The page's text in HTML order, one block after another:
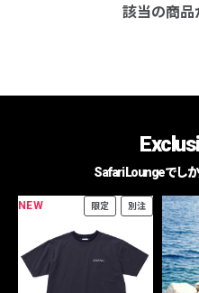
該当の商品
Safari Loungeでし
NEW 限定 別注